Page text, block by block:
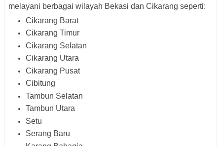
melayani berbagai wilayah Bekasi dan Cikarang seperti:
Cikarang Barat
Cikarang Timur
Cikarang Selatan
Cikarang Utara
Cikarang Pusat
Cibitung
Tambun Selatan
Tambun Utara
Setu
Serang Baru